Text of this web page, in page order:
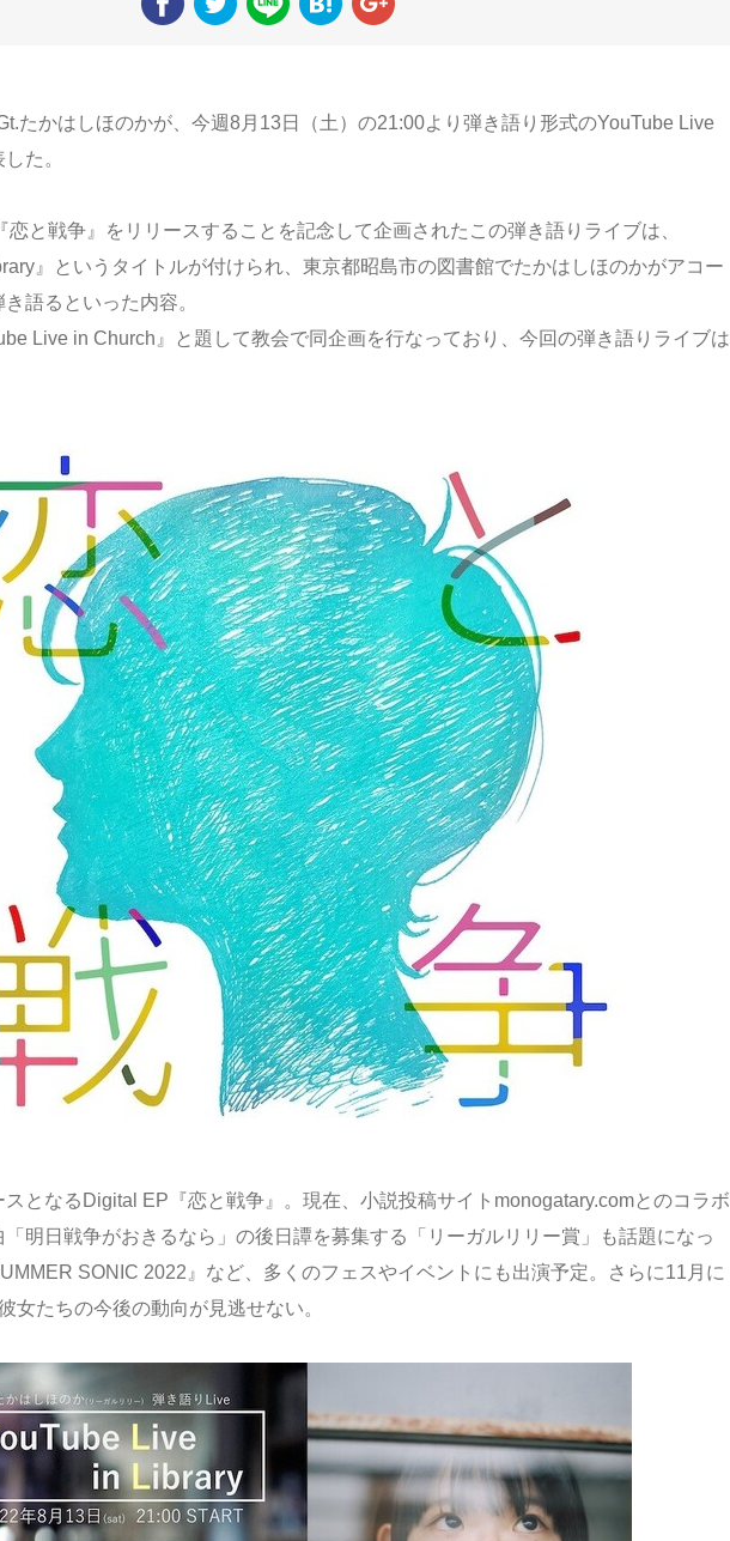
たかはしほのかが、今週8月13日（土）の21:00より弾き語り形式のYouTube Live
た。
と戦争』をリリースすることを記念して企画されたこの弾き語りライブは、
』というタイトルが付けられ、東京都昭島市の図書館でたかはしほのかがアコー
語るといった内容。
Live in Church』と題して教会で同企画を行なっており、今回の弾き語りライブは
となるDigital EP『恋と戦争』。現在、小説投稿サイトmonogatary.comとのコラボ
明日戦争がおきるなら」の後日譚を募集する「リーガルリリー賞」も話題になっ
SONIC 2022』など、多くのフェスやイベントにも出演予定。さらに11月に
女たちの今後の動向が見逃せない。